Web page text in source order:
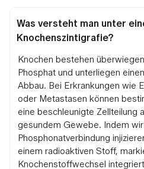
Was versteht man unter
Knochenszintigrafie?
Knochen bestehen
Phosphat und unterliegen
Abbau. Bei Erkrankungen wie
oder Metastasen können
eine beschleunigte Zellteilung
gesundem Gewebe. Indem
Phosphonatverbindung
einem radioaktiven Stoff,
Knochenstoffwechsel